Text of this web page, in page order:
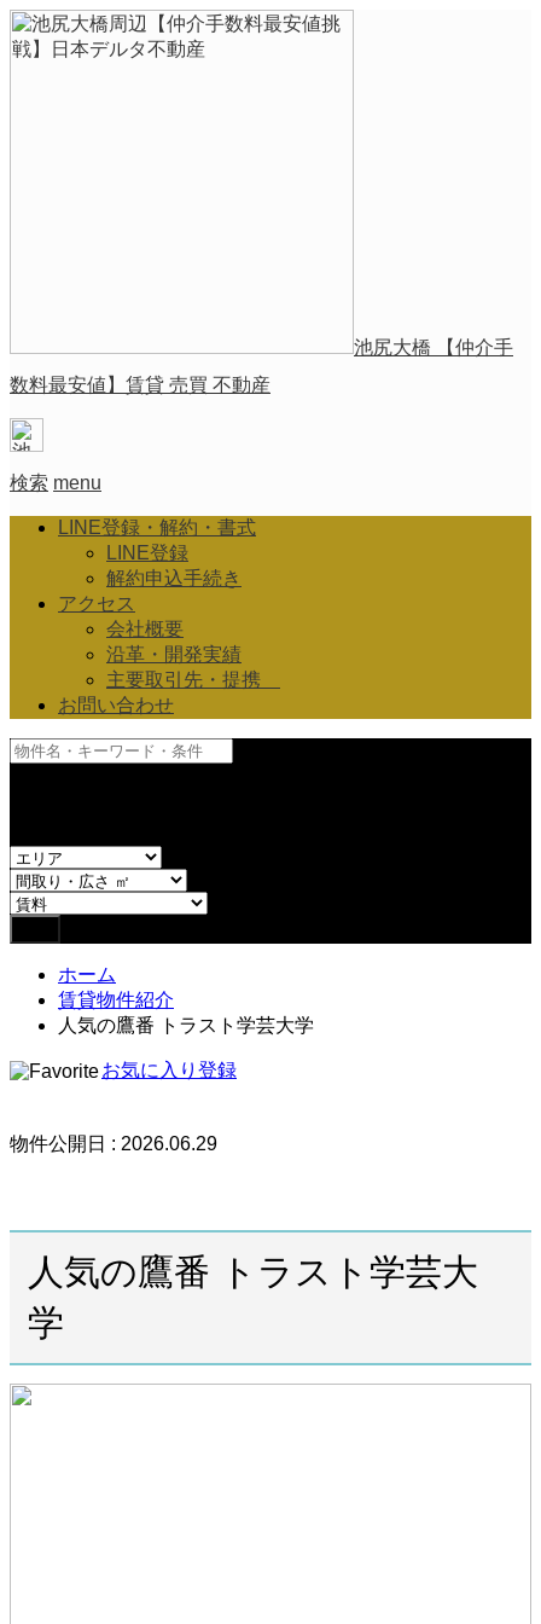
池尻大橋 【仲介手
数料最安値】賃貸 売買 不動産
検索 menu
LINE登録・解約・書式
LINE登録
解約申込手続き
アクセス
会社概要
沿革・開発実績
主要取引先・提携
お問い合わせ
ホーム
賃貸物件紹介
人気の鷹番 トラスト学芸大学
お気に入り登録
物件公開日 : 2026.06.29
人気の鷹番 トラスト学芸大
学